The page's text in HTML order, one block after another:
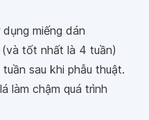
miếng dán
tốt nhất là 4 tuần)
sau khi phẫu thuật.
làm chậm quá trình